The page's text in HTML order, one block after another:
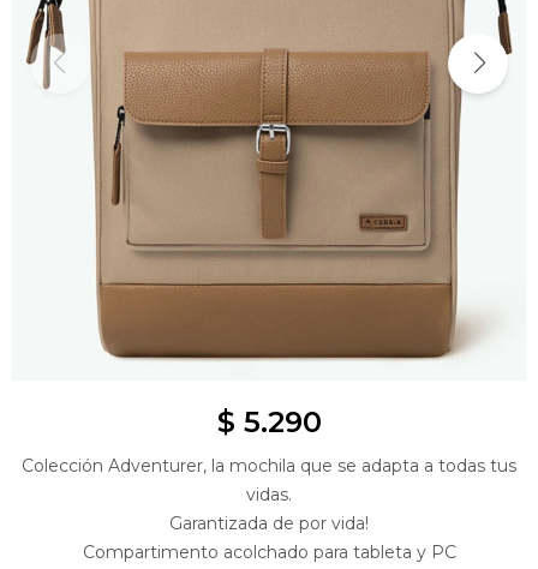
$ 5.290
Colección Adventurer, la mochila que se adapta a todas tus
vidas.
Garantizada de por vida!
Compartimento acolchado para tableta y PC